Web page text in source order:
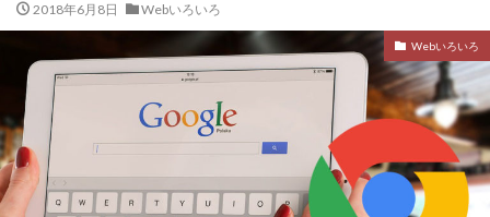
2018年6月8日 Webいろいろ
Webいろいろ
ちらし クラウド
デザイン
twenty seventeen
体験 火災保険
iPhone
ドラッガー理論
Illustrator
Photoshop
固定ページ
受講ワーク
住宅ローン
内蔵カメラ
応援歌
スクリプトで画像収集
在宅ワーク
footer LIFE SHIFT
App Store